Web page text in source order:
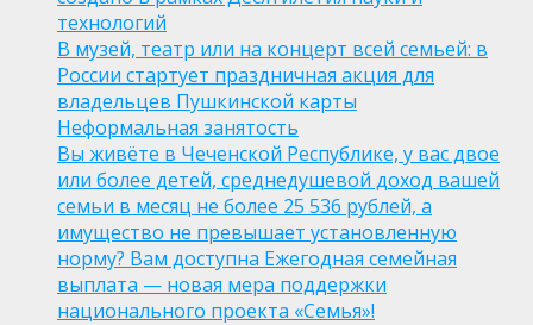
технологий
В музей, театр или на концерт всей семьей: в
России стартует праздничная акция для
владельцев Пушкинской карты
Неформальная занятость
Вы живёте в Чеченской Республике, у вас двое
или более детей, среднедушевой доход вашей
семьи в месяц не более 25 536 рублей, а
имущество не превышает установленную
норму? Вам доступна Ежегодная семейная
выплата — новая мера поддержки
национального проекта «Семья»!